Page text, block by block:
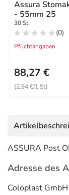
Assura
- 55mm 25
30 St
(0)
Pflichtangaben
88,27 €
(2,94 €/1 St)
ASSURA Post
Adresse des
Coloplast GmbH